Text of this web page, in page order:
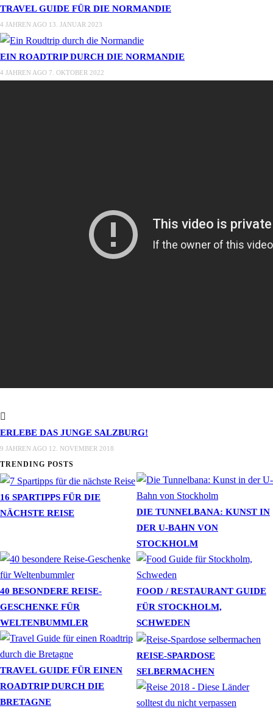
TRAVEL GUIDE FÜR DIE NORMANDIE
4 JAHREN AGO 13. JANUAR 2023
EIN ROADTRIP DURCH DIE NORMANDIE
4 JAHREN AGO 7. OKTOBER 2022
ERLEBE DAS JUNGE SALZBURG!
9 JAHREN AGO 12. NOVEMBER 2018
TRENDING POSTS
16 SPARTIPPS FÜR DIE
NÄCHSTE REISE
DIE TUNNELBANA: KUNST IN
DER U-BAHN VON
STOCKHOLM
40 BESONDERE REISE-
GESCHENKE FÜR
WELTENBUMMLER
FOOD / RESTAURANT GUIDE
FÜR STOCKHOLM,
SCHWEDEN
TRAVEL GUIDE FÜR EINEN
ROADTRIP DURCH DIE
BRETAGNE
REISE-SPARDOSE
SELBERMACHEN